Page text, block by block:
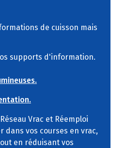
de cuisson mais
supports d'information.
Vrac et Réemploi
dans vos courses en vrac,
en réduisant vos